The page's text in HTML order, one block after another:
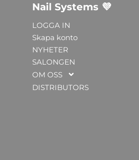
Nail Systems 💜
LOGGA IN
Skapa konto
NYHETER
SALONGEN
OM OSS
DISTRIBUTORS